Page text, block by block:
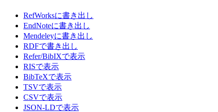
RefWorksに書き出し
EndNoteに書き出し
Mendeleyに書き出し
RDFで書き出し
Refer/BibIXで表示
RISで表示
BibTeXで表示
TSVで表示
CSVで表示
JSON-LDで表示